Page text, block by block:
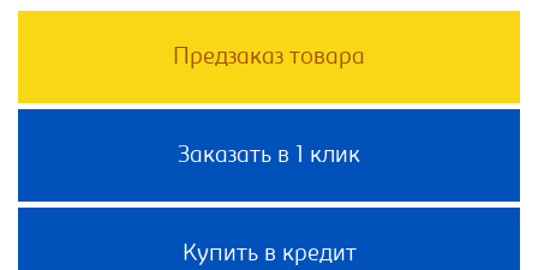
Предзаказ товара
Заказать в 1 клик
Купить в кредит